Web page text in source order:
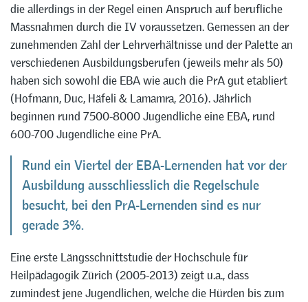
die allerdings in der Regel einen Anspruch auf berufliche
Massnahmen durch die IV voraussetzen. Gemessen an der
zunehmenden Zahl der Lehrverhältnisse und der Palette an
verschiedenen Ausbildungsberufen (jeweils mehr als 50)
haben sich sowohl die EBA wie auch die PrA gut etabliert
(Hofmann, Duc, Häfeli & Lamamra, 2016). Jährlich
beginnen rund 7500-8000 Jugendliche eine EBA, rund
600-700 Jugendliche eine PrA.
Rund ein Viertel der EBA-Lernenden hat vor der
Ausbildung ausschliesslich die Regelschule
besucht, bei den PrA-Lernenden sind es nur
gerade 3%.
Eine erste Längsschnittstudie der Hochschule für
Heilpädagogik Zürich (2005-2013) zeigt u.a., dass
zumindest jene Jugendlichen, welche die Hürden bis zum